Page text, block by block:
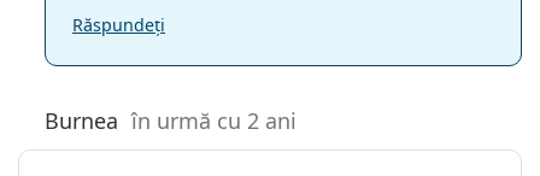
Răspundeți
Burnea în urmă cu 2 ani